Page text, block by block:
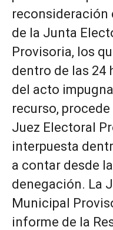
reconsideración
de la Junta
Provisoria, los
dentro de las 24
del acto
recurso,
Juez Electoral
interpuesta
a contar desde
denegación. La
Municipal
informe de la